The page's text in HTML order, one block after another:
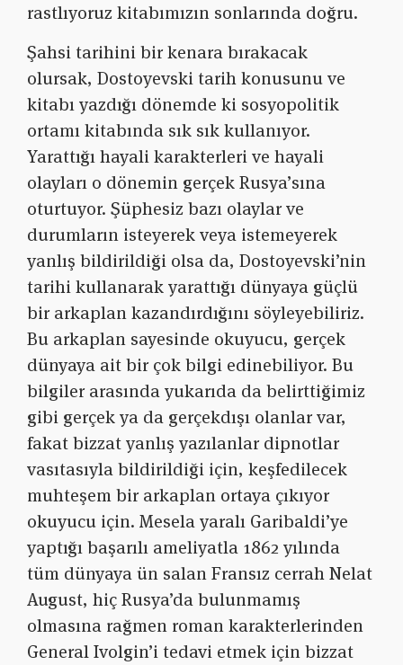
rastlıyoruz kitabımızın sonlarında doğru.
Şahsi tarihini bir kenara bırakacak
olursak, Dostoyevski tarih konusunu ve
kitabı yazdığı dönemde ki sosyopolitik
ortamı kitabında sık sık kullanıyor.
Yarattığı hayali karakterleri ve hayali
olayları o dönemin gerçek Rusya’sına
oturtuyor. Şüphesiz bazı olaylar ve
durumların isteyerek veya istemeyerek
yanlış bildirildiği olsa da, Dostoyevski’nin
tarihi kullanarak yarattığı dünyaya güçlü
bir arkaplan kazandırdığını söyleyebiliriz.
Bu arkaplan sayesinde okuyucu, gerçek
dünyaya ait bir çok bilgi edinebiliyor. Bu
bilgiler arasında yukarıda da belirttiğimiz
gibi gerçek ya da gerçekdışı olanlar var,
fakat bizzat yanlış yazılanlar dipnotlar
vasıtasıyla bildirildiği için, keşfedilecek
muhteşem bir arkaplan ortaya çıkıyor
okuyucu için. Mesela yaralı Garibaldi’ye
yaptığı başarılı ameliyatla 1862 yılında
tüm dünyaya ün salan Fransız cerrah Nelat
August, hiç Rusya’da bulunmamış
olmasına rağmen roman karakterlerinden
General Ivolgin’i tedavi etmek için bizzat